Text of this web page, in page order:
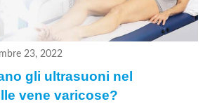
23, 2022
gli ultrasuoni nel
vene varicose?